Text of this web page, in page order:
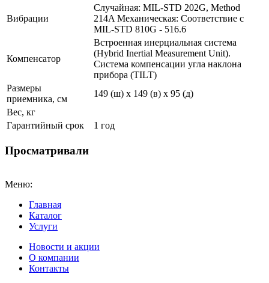
Вибрации
Случайная: MIL-STD 202G, Method
214A Механическая: Соответствие с
MIL-STD 810G - 516.6
Компенсатор
Встроенная инерциальная система
(Hybrid Inertial Measurement Unit).
Система компенсации угла наклона
прибора (TILT)
Размеры
приемника, см
149 (ш) x 149 (в) x 95 (д)
Вес, кг
Гарантийный срок
1 год
Просматривали
Меню:
Главная
Каталог
Услуги
Новости и акции
О компании
Контакты